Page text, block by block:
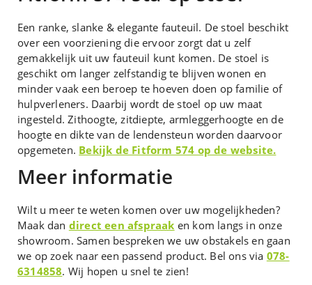
Een ranke, slanke & elegante fauteuil. De stoel beschikt
over een voorziening die ervoor zorgt dat u zelf
gemakkelijk uit uw fauteuil kunt komen. De stoel is
geschikt om langer zelfstandig te blijven wonen en
minder vaak een beroep te hoeven doen op familie of
hulpverleners. Daarbij wordt de stoel op uw maat
ingesteld. Zithoogte, zitdiepte, armleggerhoogte en de
hoogte en dikte van de lendensteun worden daarvoor
opgemeten. Bekijk de Fitform 574 op de website.
Meer informatie
Wilt u meer te weten komen over uw mogelijkheden?
Maak dan direct een afspraak en kom langs in onze
showroom. Samen bespreken we uw obstakels en gaan
we op zoek naar een passend product. Bel ons via 078-
6314858. Wij hopen u snel te zien!